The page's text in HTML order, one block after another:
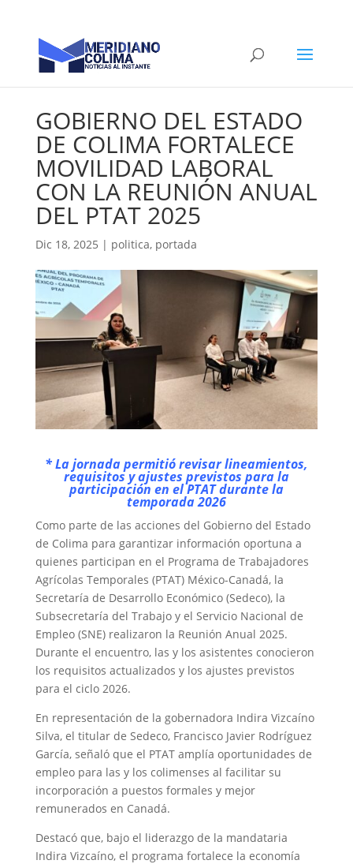
GOBIERNO DEL ESTADO
DE COLIMA FORTALECE
MOVILIDAD LABORAL
CON LA REUNIÓN ANUAL
DEL PTAT 2025
Dic 18, 2025 | politica, portada
* La jornada permitió revisar lineamientos,
requisitos y ajustes previstos para la
participación en el PTAT durante la
temporada 2026
Como parte de las acciones del Gobierno del Estado
de Colima para garantizar información oportuna a
quienes participan en el Programa de Trabajadores
Agrícolas Temporales (PTAT) México-Canadá, la
Secretaría de Desarrollo Económico (Sedeco), la
Subsecretaría del Trabajo y el Servicio Nacional de
Empleo (SNE) realizaron la Reunión Anual 2025.
Durante el encuentro, las y los asistentes conocieron
los requisitos actualizados y los ajustes previstos
para el ciclo 2026.
En representación de la gobernadora Indira Vizcaíno
Silva, el titular de Sedeco, Francisco Javier Rodríguez
García, señaló que el PTAT amplía oportunidades de
empleo para las y los colimenses al facilitar su
incorporación a puestos formales y mejor
remunerados en Canadá.
Destacó que, bajo el liderazgo de la mandataria
Indira Vizcaíno, el programa fortalece la economía